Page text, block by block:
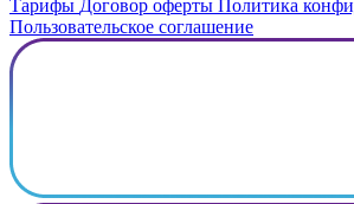
Тарифы Договор оферты Политика
Пользовательское соглашение